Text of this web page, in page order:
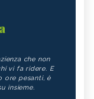
che non
vi fa ridere. E
ore pesanti, è
insieme.